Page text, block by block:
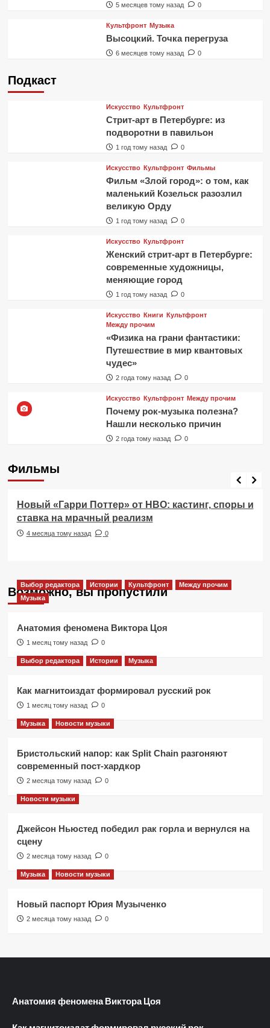
5 месяцев тому назад 0
Культфронт Музыка
Высоцкий. Точка перегруза
6 месяцев тому назад 0
Подкаст
Искусство Культфронт
Стрит-арт в Петербурге: из
подворотни в павильон
1 год тому назад 0
Искусство Культфронт Фильмы
Фильм «Злой город»: о том, как
маленький Козельск разозлил
великую Орду
1 год тому назад 0
Искусство Культфронт
Женский стрит-арт в Петербурге:
современные художницы,
меняющие город
1 год тому назад 0
Искусство Книги Культфронт
Между прочим
«Физика на грани фантастики:
Путешествие в мир квантовых
чудес»
2 года тому назад 0
Искусство Культфронт Между прочим
Почему рок-музыка полезна?
Нашли несколько причин
2 года тому назад 0
Фильмы
Фильмы
Новый «Гарри Поттер» от HBO: кастинг, споры и
ставка на мрачный реализм
4 месяца тому назад 0
Возможно, вы пропустили
Выбор редактора Истории Культфронт
Между прочим
Музыка
Анатомия феномена Виктора Цоя
1 месяц тому назад 0
Выбор редактора Истории Музыка
Как магнитоиздат формировал русский рок
1 месяц тому назад 0
Музыка Новости музыки
Бристольский напор: как Split Chain разгоняют
современный пост-хардкор
2 месяца тому назад 0
Новости музыки
Джейсон Ньюстед победил рак горла и вернулся на
сцену
2 месяца тому назад 0
Музыка Новости музыки
Новый паспорт Юрия Музыченко
2 месяца тому назад 0
Анатомия феномена Виктора Цоя